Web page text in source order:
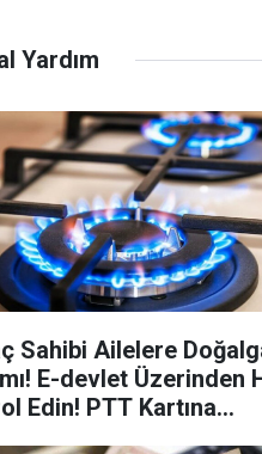
Yardım
Sahibi Ailelere
E-devlet Üzerinden
Edin! PTT Kartına...